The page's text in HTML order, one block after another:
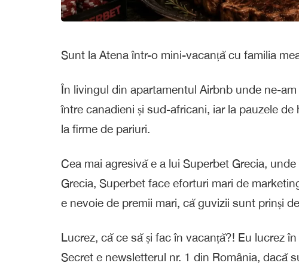
Sunt la Atena într-o mini-vacanță cu familia
În livingul din apartamentul Airbnb unde ne-
între canadieni și sud-africani, iar la pauzele
la firme de pariuri.
Cea mai agresivă e a lui Superbet Grecia,
Grecia, Superbet face eforturi mari de
e nevoie de premii mari, că guvizii sunt prinși
Lucrez, că ce să și fac în vacanță?! Eu lucrez
Secret e newsletterul nr. 1 din România, dacă